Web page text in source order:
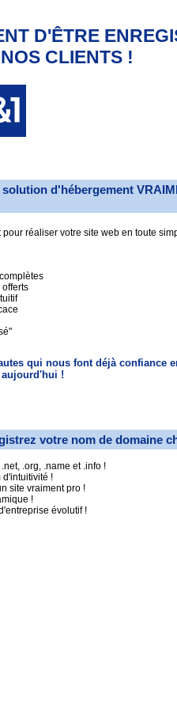
D'ÊTRE
CLIENTS !
d'hébergement
réaliser votre site web en toute
qui nous font déjà confiance
!
votre nom de domaine
.org, .name et .info !
d'intuitivité !
site vraiment pro !
!
évolutif !